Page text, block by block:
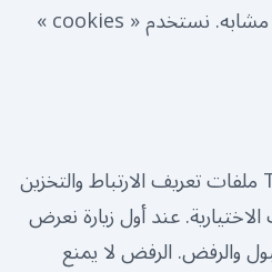
ملفات نصية وتخزين محلي مشابه. نستخدم « cookies »
يستخدم TransplantHair ملفات تعريف الارتباط والتخزين
عند أول زيارة نعرض
والرفض. الرفض لا يمنع